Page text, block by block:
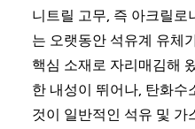
니트릴 고무, 즉 아크릴로
는 오랫동안 석유계 유체
핵심 소재로 자리매김해
한 내성이 뛰어나, 탄화수
것이 일반적인 석유 및 가